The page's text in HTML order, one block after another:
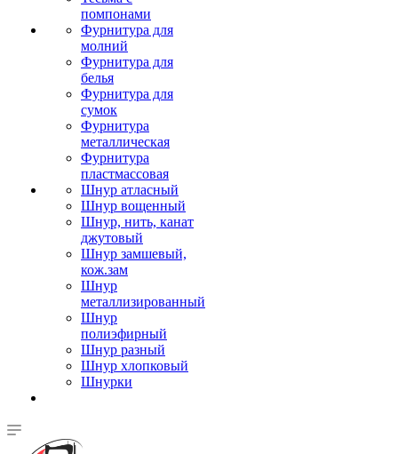
помпонами
Фурнитура для
молний
Фурнитура для
белья
Фурнитура для
сумок
Фурнитура
металлическая
Фурнитура
пластмассовая
Шнур атласный
Шнур вощенный
Шнур, нить, канат
джутовый
Шнур замшевый,
кож.зам
Шнур
металлизированный
Шнур
полиэфирный
Шнур разный
Шнур хлопковый
Шнурки